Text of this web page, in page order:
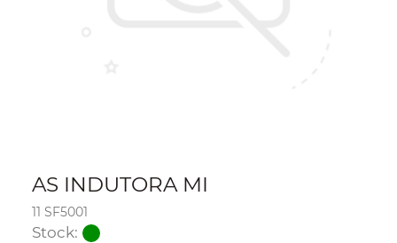
AS INDUTORA MI
11 SF5001
Stock: